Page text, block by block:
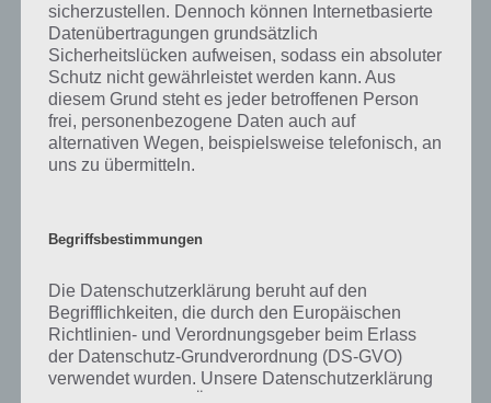
Zu Komponist haben wir zunächst keine weiteren Informationen
parat!
Auf WhatsApp teilen Teilen auf Facebook
Mehr Artikel hier auf Touchportal
sicherzustellen. Dennoch können Internetbasierte
Datenübertragungen grundsätzlich
Sicherheitslücken aufweisen, sodass ein absoluter
Schutz nicht gewährleistet werden kann. Aus
diesem Grund steht es jeder betroffenen Person
frei, personenbezogene Daten auch auf
alternativen Wegen, beispielsweise telefonisch, an
uns zu übermitteln.
Begriffsbestimmungen
Die Datenschutzerklärung beruht auf den
Begrifflichkeiten, die durch den Europäischen
Richtlinien- und Verordnungsgeber beim Erlass
der Datenschutz-Grundverordnung (DS-GVO)
verwendet wurden. Unsere Datenschutzerklärung